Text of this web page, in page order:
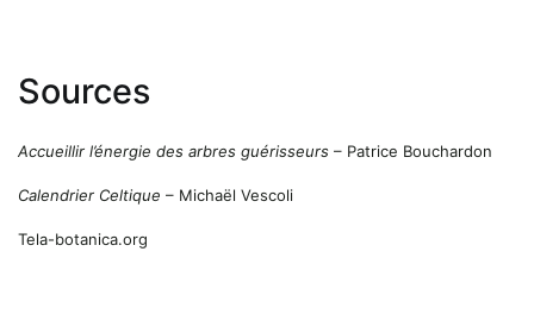
Sources
Accueillir l’énergie des arbres guérisseurs – Patrice Bouchardon
Calendrier Celtique – Michaël Vescoli
Tela-botanica.org